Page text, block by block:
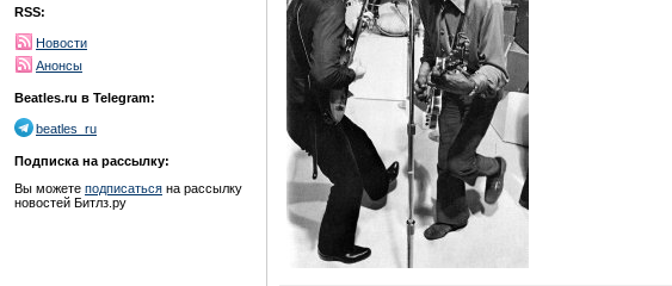
RSS:
Новости
Анонсы
Beatles.ru в Telegram:
beatles_ru
Подписка на рассылку:
Вы можете подписаться на рассылку
новостей Битлз.ру